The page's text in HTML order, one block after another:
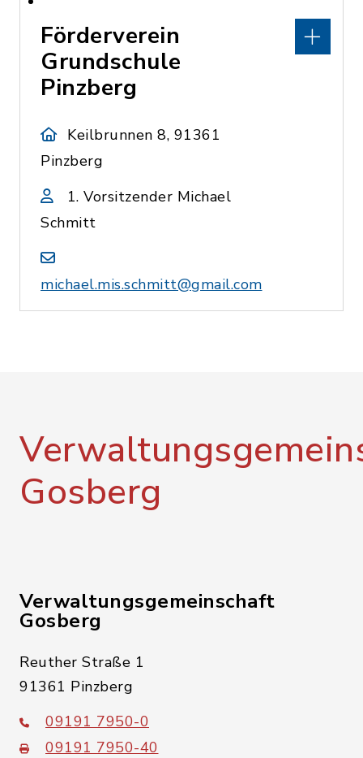
Förderverein
Grundschule
Pinzberg
Keilbrunnen 8, 91361
Pinzberg
1. Vorsitzender Michael
Schmitt
michael.mis.schmitt@gmail.com
Gosberg
Verwaltungsgemeinschaft
Gosberg
Reuther Straße 1
91361 Pinzberg
09191 7950-0
09191 7950-40